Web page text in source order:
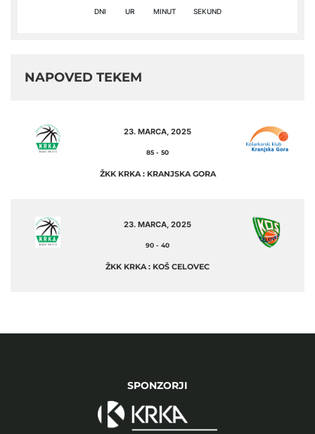
DNI UR MINUT SEKUND
NAPOVED TEKEM
23. MARCA, 2025
85 - 50
ŽKK KRKA : KRANJSKA GORA
23. MARCA, 2025
90 - 40
ŽKK KRKA : KOŠ CELOVEC
SPONZORJI